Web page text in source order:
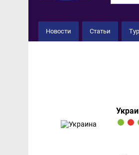
Новости Статьи